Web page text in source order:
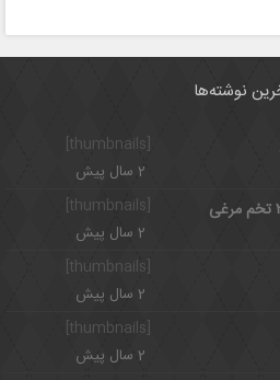
نوشته‌ها
2 سال پیش
[thumbnails]
2 سال پیش
2 سال پیش
[thumbnails]
2 سال پیش